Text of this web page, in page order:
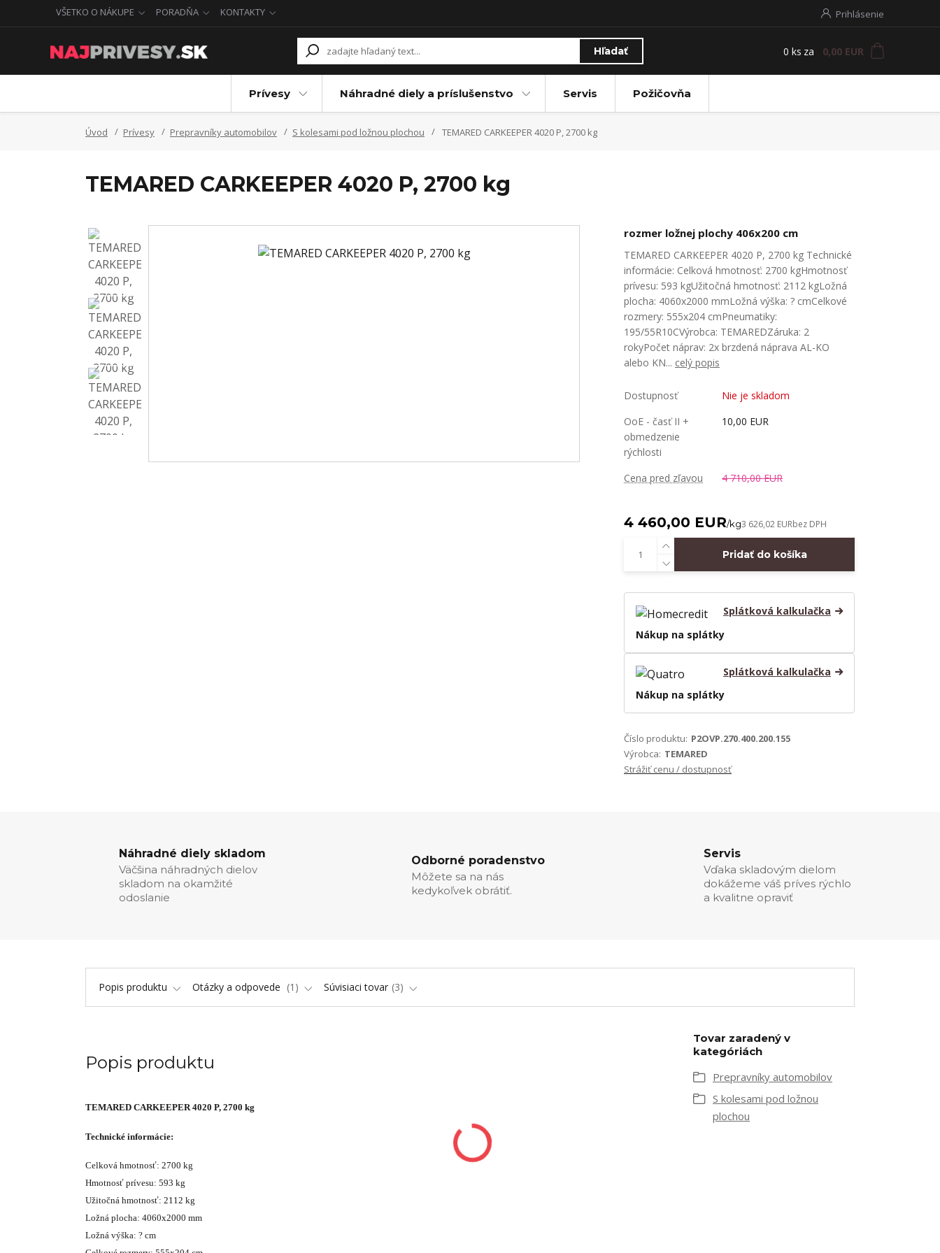
VŠETKO O NÁKUPE PORADŇA KONTAKTY Prihlásenie
Hľadať 0 ks za 0,00 EUR
Prívesy Náhradné diely a príslušenstvo Servis Požičovňa
Úvod Prívesy Prepravníky automobilov S kolesami pod ložnou plochou TEMARED CARKEEPER 4020 P, 2700 kg
TEMARED CARKEEPER 4020 P, 2700 kg
rozmer ložnej plochy 406x200 cm
TEMARED CARKEEPER 4020 P, 2700 kg Technické
informácie: Celková hmotnosť: 2700 kgHmotnosť
prívesu: 593 kgUžitočná hmotnosť: 2112 kgLožná
plocha: 4060x2000 mmLožná výška: ? cmCelkové
rozmery: 555x204 cmPneumatiky:
195/55R10CVýrobca: TEMAREDZáruka: 2
rokyPočet náprav: 2x brzdená náprava AL-KO
alebo KN... celý popis
Dostupnosť
Nie je skladom
OoE - časť II +
obmedzenie
rýchlosti
10,00 EUR
Cena pred zľavou 4 710,00 EUR
4 460,00 EUR/kg3 626,02 EURbez DPH
Pridať do košíka
Splátková kalkulačka
Nákup na splátky
Splátková kalkulačka
Nákup na splátky
Číslo produktu: P2OVP.270.400.200.155
Výrobca: TEMARED
Strážiť cenu / dostupnosť
Náhradné diely skladom
Väčšina náhradných dielov
skladom na okamžité
odoslanie
Odborné poradenstvo
Môžete sa na nás
kedykoľvek obrátiť.
Servis
Vďaka skladovým dielom
dokážeme váš príves rýchlo
a kvalitne opraviť
Popis produktu Otázky a odpovede 1 Súvisiaci tovar 3
Popis produktu
TEMARED CARKEEPER 4020 P, 2700 kg
Technické informácie:
Celková hmotnosť: 2700 kg
Hmotnosť prívesu: 593 kg
Užitočná hmotnosť: 2112 kg
Ložná plocha: 4060x2000 mm
Ložná výška: ? cm
Tovar zaradený v
kategóriách
Prepravníky automobilov
S kolesami pod ložnou
plochou